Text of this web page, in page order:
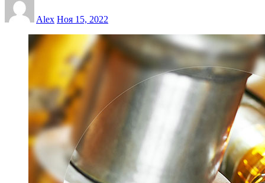
Alex Ноя 15, 2022